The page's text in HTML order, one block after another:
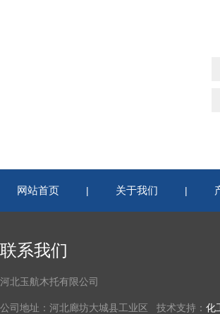
网站首页 | 关于我们 |
联系我们
河北玉航木托有限公司
公司地址：河北廊坊大城县工业区 技术支持： 化